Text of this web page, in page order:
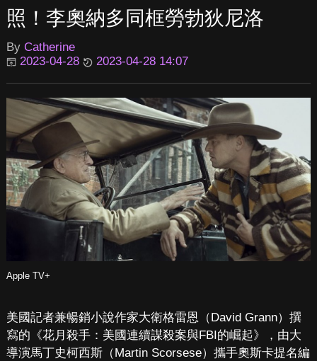
照！李奧納多同框勞勃狄尼洛
By Catherine
2023-04-28
2023-04-28 14:07
Apple TV+
美國記者兼暢銷小說作家大衛格雷恩（David Grann）撰
寫的《花月殺手：美國連續謀殺案與FBI的崛起》，由大
導演馬丁史柯西斯（Martin Scorsese）攜手奧斯卡提名編